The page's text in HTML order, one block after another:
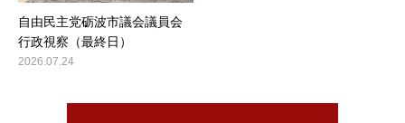
自由民主党砺波市議会議員会
行政視察（最終日）
2026.07.24